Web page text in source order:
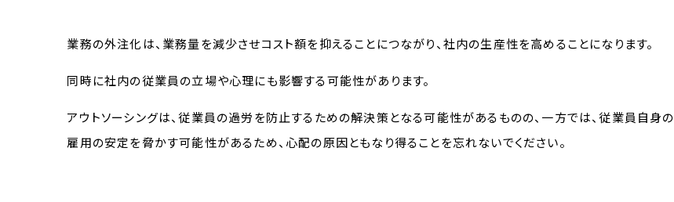
業務の外注化は、業務量を減少させコスト額を抑えることにつながり、社内の生産性を高めることになります。
同時に社内の従業員の立場や心理にも影響する可能性があります。
アウトソーシングは、従業員の過労を防止するための解決策となる可能性があるものの、一方では、従業員自身の
雇用の安定を脅かす可能性があるため、心配の原因ともなり得ることを忘れないでください。